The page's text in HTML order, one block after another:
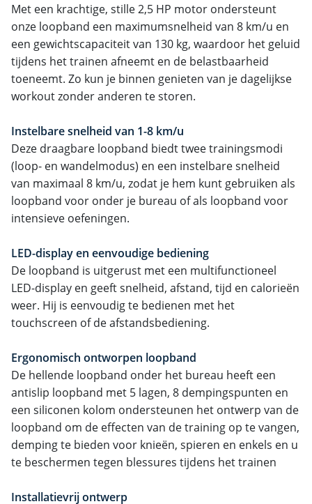
Met een krachtige, stille 2,5 HP motor ondersteunt
onze loopband een maximumsnelheid van 8 km/u en
een gewichtscapaciteit van 130 kg, waardoor het geluid
tijdens het trainen afneemt en de belastbaarheid
toeneemt. Zo kun je binnen genieten van je dagelijkse
workout zonder anderen te storen.
Instelbare snelheid van 1-8 km/u
Deze draagbare loopband biedt twee trainingsmodi
(loop- en wandelmodus) en een instelbare snelheid
van maximaal 8 km/u, zodat je hem kunt gebruiken als
loopband voor onder je bureau of als loopband voor
intensieve oefeningen.
LED-display en eenvoudige bediening
De loopband is uitgerust met een multifunctioneel
LED-display en geeft snelheid, afstand, tijd en calorieën
weer. Hij is eenvoudig te bedienen met het
touchscreen of de afstandsbediening.
Ergonomisch ontworpen loopband
De hellende loopband onder het bureau heeft een
antislip loopband met 5 lagen, 8 dempingspunten en
een siliconen kolom ondersteunen het ontwerp van de
loopband om de effecten van de training op te vangen,
demping te bieden voor knieën, spieren en enkels en u
te beschermen tegen blessures tijdens het trainen
Installatievrij ontwerp